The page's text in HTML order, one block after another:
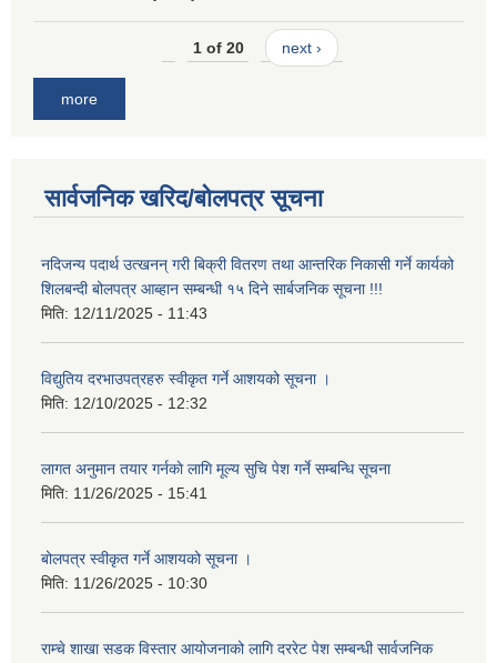
1 of 20 next ›
more
सार्वजनिक खरिद/बोलपत्र सूचना
नदिजन्य पदार्थ उत्खनन् गरी बिक्री वितरण तथा आन्तरिक निकासी गर्ने कार्यको
शिलबन्दी बोलपत्र आब्हान सम्बन्धी १५ दिने सार्बजनिक सूचना !!!
मिति: 12/11/2025 - 11:43
विद्युतिय दरभाउपत्रहरु स्वीकृत गर्ने आशयको सूचना ।
मिति: 12/10/2025 - 12:32
लागत अनुमान तयार गर्नकाे लागि मूल्य सुचि पेश गर्ने सम्बन्धि सूचना
मिति: 11/26/2025 - 15:41
बोलपत्र स्वीकृत गर्ने आशयको सूचना ।
मिति: 11/26/2025 - 10:30
राम्चे शाखा सडक विस्तार आयोजनाको लागि दररेट पेश सम्बन्धी सार्वजनिक